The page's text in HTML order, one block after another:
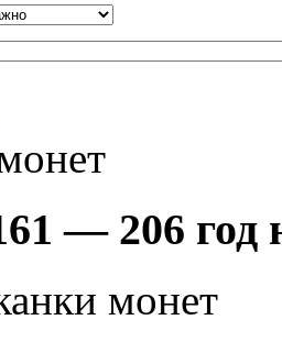
— 206 год
монет